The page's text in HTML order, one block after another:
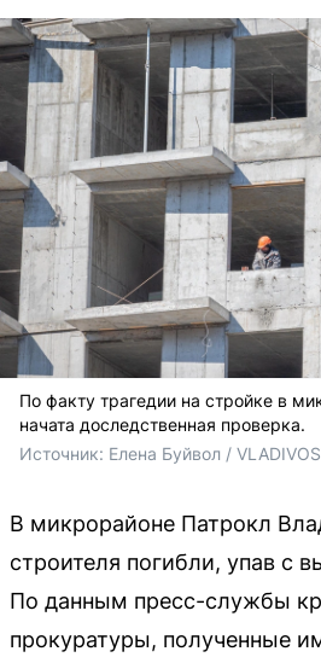
По факту трагедии на стройке в
начата доследственная проверка.
Источник: Елена Буйвол /
В микрорайоне Патрокл
строителя погибли, упав с
По данным пресс-службы
прокуратуры, полученные